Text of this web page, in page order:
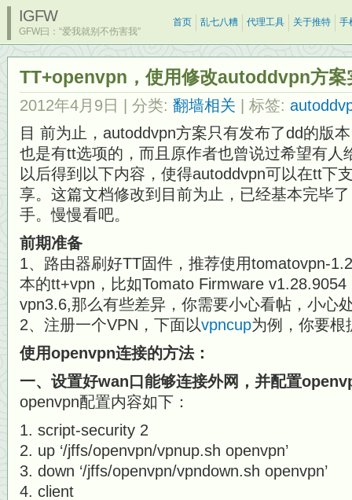
IGFW
GFW曰：“爱我就别不伤害我”
首页 乱七八糟 代理工具 关于推特 手
TT+openvpn，使用修改autoddvpn方案
2012年4月9日 | 分类: 翻墙相关 | 标签:
目 前为止，autoddvpn方案只有发布了dd的版
也是有tt选项的，而且原作者也曾说过希望有人
以后得到以下内容，使得autoddvpn可以在tt下
享。这篇文档修改到目前为止，已经基本完毕
手。慢慢看吧。
前期准备
1、路由器刷好TT固件，推荐使用tomatovpn-
本的tt+vpn，比如Tomato Firmware
vpn3.6,那么有些差异，你需要小心看帖，小心
2、注册一个VPN，下面以vpncup为例，你要根
使用openvpn连接的方法：
一、设置好wan口能够连接外网，并配置
openvpn配置内容如下：
script-security 2
up ‘/jffs/openvpn/vpnup.sh openvpn’
down ‘/jffs/openvpn/vpndown.sh openvpn’
client